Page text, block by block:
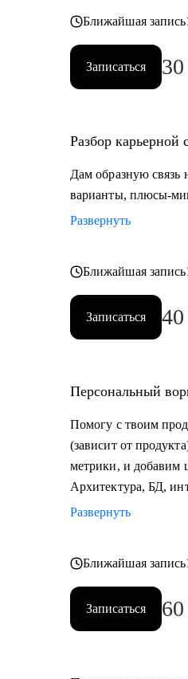
Ближайшая запись
Записаться
Разбор карьерной
Дам образную связь
варианты, плюсы-
Развернуть
Ближайшая запись
Записаться 40
Персональный
Помогу с твоим
(зависит от
метрики, и добавим
Архитектура, БД,
Развернуть
Ближайшая запись
Записаться